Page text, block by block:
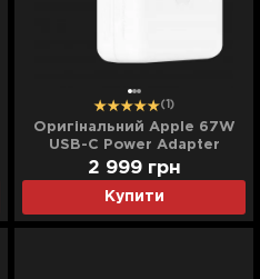
(1)
Оригінальний Apple 67W
USB-C Power Adapter
(MKU63)
Купити
2 999 грн